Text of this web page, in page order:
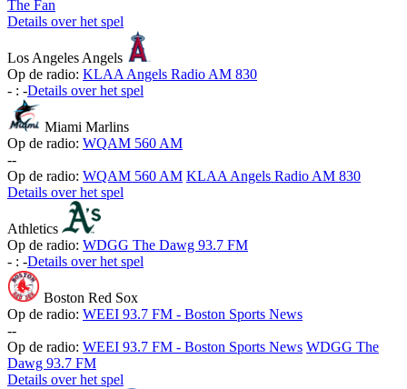
The Fan
Details over het spel
Los Angeles Angels
Op de radio: KLAA Angels Radio AM 830
- : -Details over het spel
Miami Marlins
Op de radio: WQAM 560 AM
--
Op de radio: WQAM 560 AM KLAA Angels Radio AM 830
Details over het spel
Athletics
Op de radio: WDGG The Dawg 93.7 FM
- : -Details over het spel
Boston Red Sox
Op de radio: WEEI 93.7 FM - Boston Sports News
--
Op de radio: WEEI 93.7 FM - Boston Sports News WDGG The
Dawg 93.7 FM
Details over het spel